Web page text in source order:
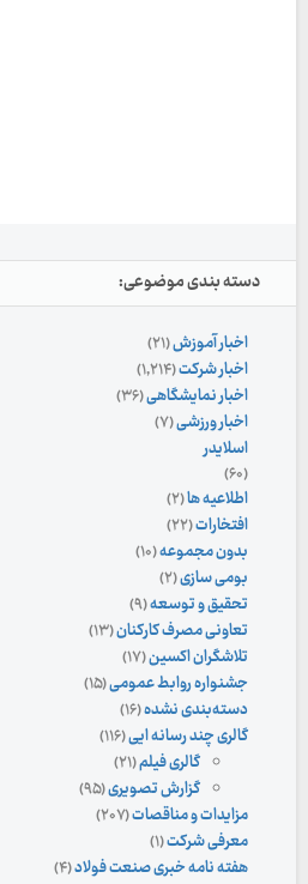
دسته بندی موضوعی:
اخبار آموزش(۲۱)
اخبار شرکت(۱,۲۱۴)
اخبار نمایشگاهی(۳۶)
اخبار ورزشی(۷)
اسلایدر
(۶۰)
اطلاعیه ها(۲)
افتخارات(۲۲)
بدون مجموعه(۱۰)
بومی سازی(۲)
تحقیق و توسعه(۹)
تعاونی مصرف کارکنان(۱۳)
تلاشگران اکسین(۱۷)
جشنواره روابط عمومی(۱۵)
دسته‌بندی نشده(۱۶)
گالری چند رسانه ایی(۱۱۶)
گالری فیلم(۲۱)
گزارش تصویری(۹۵)
مزایدات و مناقصات(۲۰۷)
معرفی شرکت(۱)
هفته نامه خبری صنعت فولاد(۴)